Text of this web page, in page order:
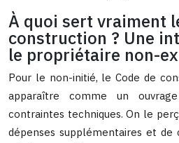
À quoi sert vraiment
construction ? Une
le propriétaire non-
Pour le non-initié, le Code de
apparaître comme un
contraintes techniques. On le
dépenses supplémentaires et